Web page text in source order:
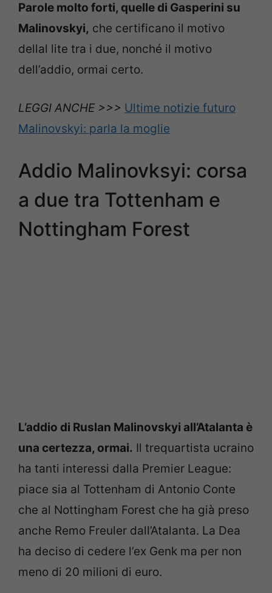
Parole molto forti, quelle di Gasperini su
Malinovskyi, che certificano il motivo
dellal lite tra i due, nonché il motivo
dell’addio, ormai certo.
LEGGI ANCHE >>> Ultime notizie futuro
Malinovskyi: parla la moglie
Addio Malinovksyi: corsa
a due tra Tottenham e
Nottingham Forest
L’addio di Ruslan Malinovskyi all’Atalanta è
una certezza, ormai. Il trequartista ucraino
ha tanti interessi dalla Premier League:
piace sia al Tottenham di Antonio Conte
che al Nottingham Forest che ha già preso
anche Remo Freuler dall’Atalanta. La Dea
ha deciso di cedere l’ex Genk ma per non
meno di 20 milioni di euro.